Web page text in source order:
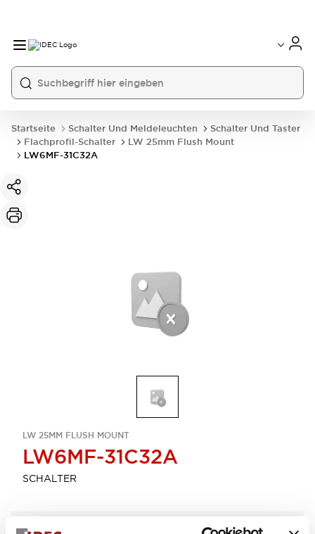
Startseite Schalter Und Meldeleuchten
Schalter Und Taster
Flachprofil-Schalter
LW 25mm Flush Mount
LW6MF-31C32A
LW 25MM FLUSH MOUNT
LW6MF-31C32A
SCHALTER